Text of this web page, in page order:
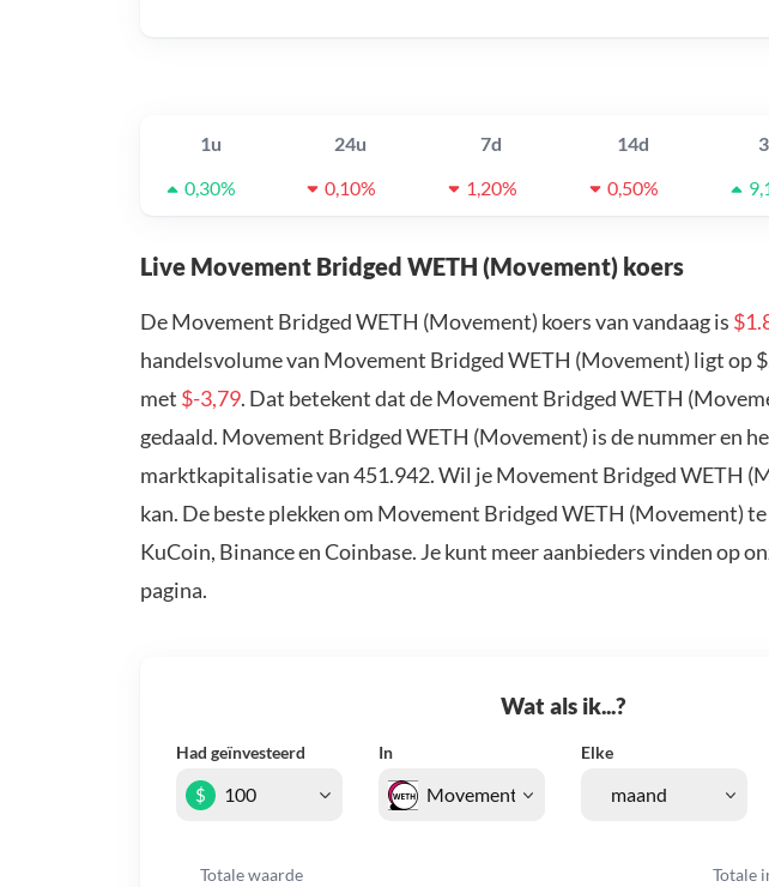
1u 24u 7d 14d
0,30%
0,10% 1,20% 0,50%
Live Movement Bridged WETH (Movement) koers
De Movement Bridged WETH (Movement) koers van vandaag is
handelsvolume van Movement Bridged WETH (Movement) ligt op
met $-3,79. Dat betekent dat de Movement Bridged WETH
gedaald. Movement Bridged WETH (Movement) is de nummer en
marktkapitalisatie van 451.942. Wil je Movement Bridged WETH
kan. De beste plekken om Movement Bridged WETH (Movement)
KuCoin, Binance en Coinbase. Je kunt meer aanbieders vinden op
pagina.
Wat als ik...?
Had geïnvesteerd In Elke
$
Totale waarde Totale